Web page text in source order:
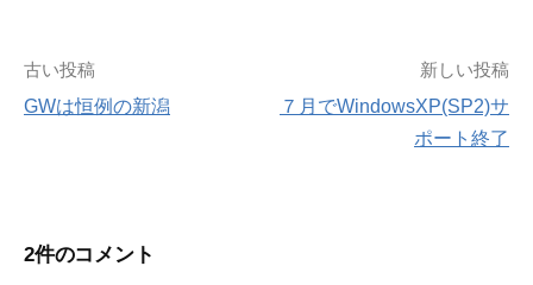
投
稿
ビ
古い投稿
GWは恒例の新潟
新しい投稿
７月でWindowsXP(SP2)サ
ポート終了
2件のコメント